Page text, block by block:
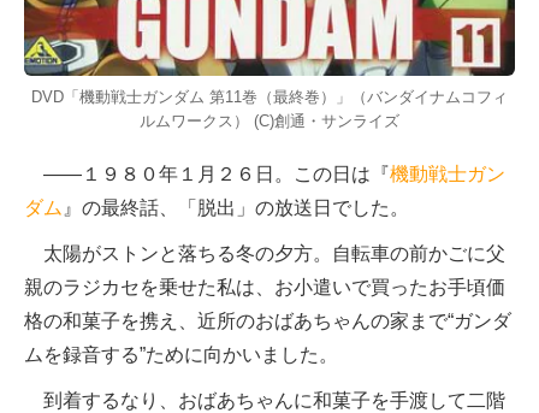
DVD「機動戦士ガンダム 第11巻（最終巻）」（バンダイナムコフィ
ルムワークス） (C)創通・サンライズ
――１９８０年１月２６日。この日は『 機動戦士ガン
ダム』の最終話、「脱出」の放送日でした。
太陽がストンと落ちる冬の夕方。自転車の前かごに父
親のラジカセを乗せた私は、お小遣いで買ったお手頃価
格の和菓子を携え、近所のおばあちゃんの家まで“ガンダ
ムを録音する”ために向かいました。
到着するなり、おばあちゃんに和菓子を手渡して二階